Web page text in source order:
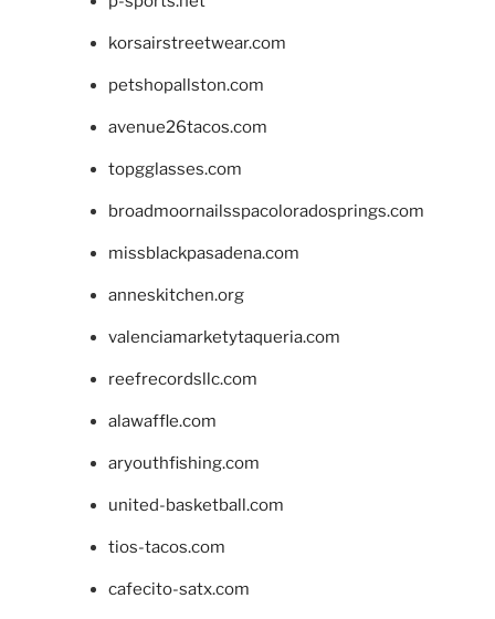
korsairstreetwear.com
petshopallston.com
avenue26tacos.com
topgglasses.com
broadmoornailsspacoloradosprings.com
missblackpasadena.com
anneskitchen.org
valenciamarketytaqueria.com
reefrecordsllc.com
alawaffle.com
aryouthfishing.com
united-basketball.com
tios-tacos.com
cafecito-satx.com